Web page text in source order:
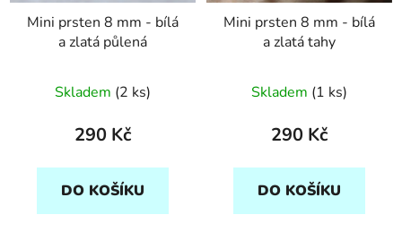
Mini prsten 8 mm - bílá
a zlatá půlená
Skladem (2 ks)
290 Kč
DO KOŠÍKU
Mini prsten 8 mm - bílá
a zlatá tahy
Skladem (1 ks)
290 Kč
DO KOŠÍKU